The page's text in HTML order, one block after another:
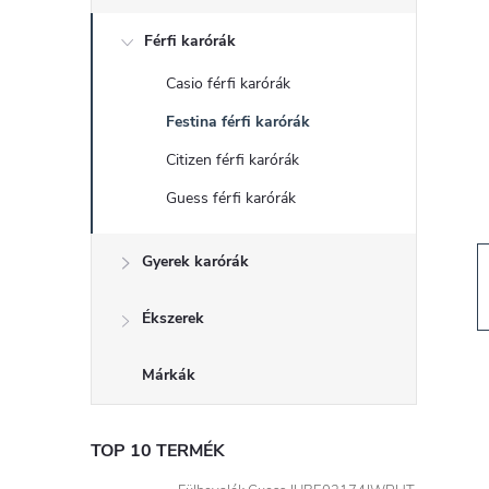
ó
n
e
Férfi karórák
Casio férfi karórák
Festina férfi karórák
Citizen férfi karórák
Guess férfi karórák
Gyerek karórák
Ékszerek
Márkák
TOP 10 TERMÉK